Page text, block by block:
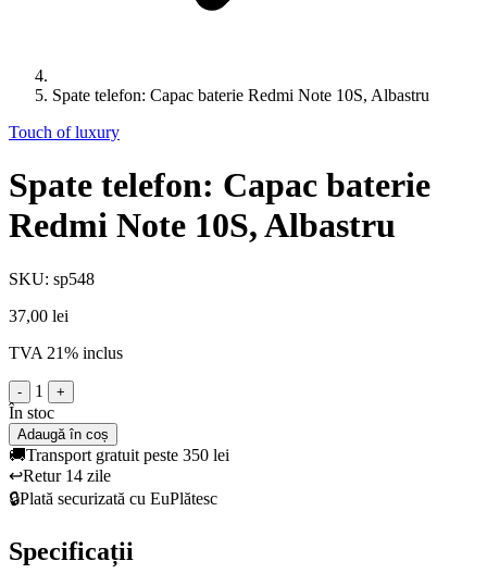
Spate telefon: Capac baterie Redmi Note 10S, Albastru
Touch of luxury
Spate telefon: Capac baterie
Redmi Note 10S, Albastru
SKU: sp548
37,00 lei
TVA 21% inclus
- 1 +
În stoc
Adaugă în coș
🚚Transport gratuit peste 350 lei
↩️Retur 14 zile
🔒Plată securizată cu EuPlătesc
Specificații